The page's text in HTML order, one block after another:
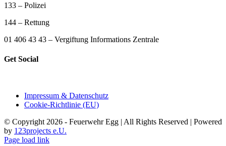
133 – Polizei
144 – Rettung
01 406 43 43 – Vergiftung Informations Zentrale
Get Social
Impressum & Datenschutz
Cookie-Richtlinie (EU)
© Copyright 2026 - Feuerwehr Egg | All Rights Reserved | Powered
by 123projects e.U.
Page load link